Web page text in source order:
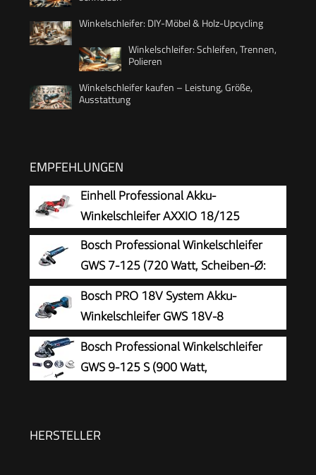
Winkelschleifer: DIY-Möbel & Holz-Upcycling
Winkelschleifer: Schleifen, Trennen,
Polieren
Winkelschleifer kaufen – Leistung, Größe,
Ausstattung
EMPFEHLUNGEN
Einhell Professional Akku-
Winkelschleifer AXXIO 18/125
Bosch Professional Winkelschleifer
GWS 7-125 (720 Watt, Scheiben-Ø:
125 mm, inkl. Zusatzhandgriff,
Aufnahmeflansch, Spannmutter, Schutzhaube,
Zweilochschlüssel, im Karton), 0601388108,
Schwarz, Blau, Silber, Size
Bosch PRO 18V System Akku-
Winkelschleifer GWS 18V-8
(Scheibendurchmesser 125 mm)
Bosch Professional Winkelschleifer
GWS 9-125 S (900 Watt,
HERSTELLER